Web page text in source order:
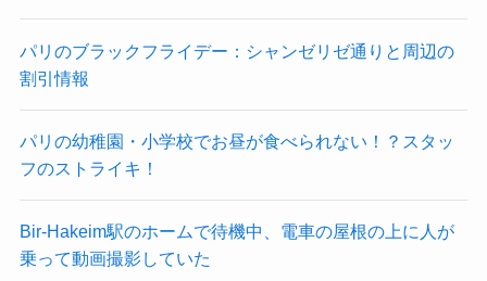
パリのブラックフライデー：シャンゼリゼ通りと周辺の
割引情報
パリの幼稚園・小学校でお昼が食べられない！？スタッ
フのストライキ！
Bir-Hakeim駅のホームで待機中、電車の屋根の上に人が
乗って動画撮影していた